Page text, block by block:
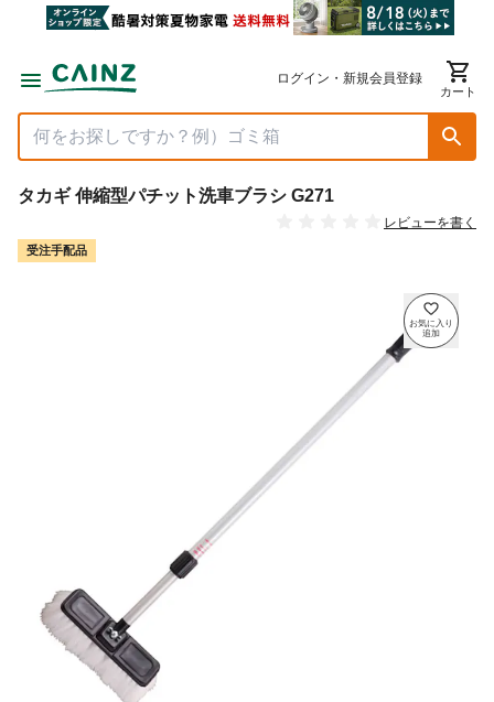
ログイン・新規会員登録
カート
タカギ 伸縮型パチット洗車ブラシ G271
レビューを書く
受注手配品